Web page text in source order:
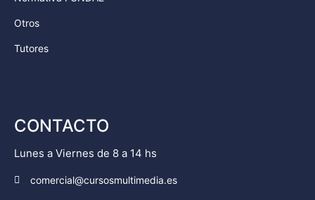
Otros
Tutores
CONTACTO
Lunes a Viernes de 8 a 14 hs
comercial@cursosmultimedia.es